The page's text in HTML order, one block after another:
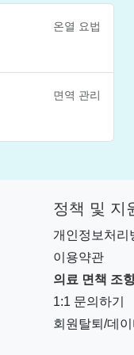
온열 요법
면역 관리
정책 및 지
개인정보처리
이용약관
의료 면책 조
1:1 문의하기
회원탈퇴/데이